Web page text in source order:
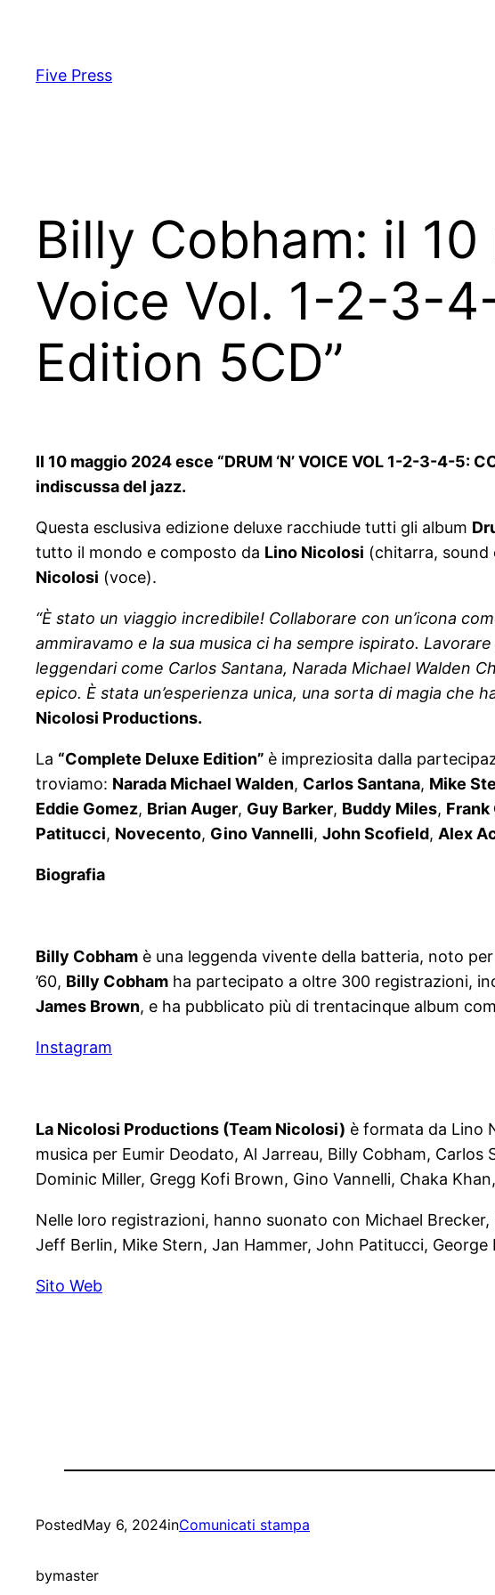
content
Five Press
Billy Cobham: il 10
Voice Vol. 1-2-3-
Edition 5CD”
Il 10 maggio 2024 esce “DRUM ‘N’ VOICE VOL 1-2-3-4-5:
indiscussa del jazz.
Questa esclusiva edizione deluxe racchiude tutti gli album
tutto il mondo e composto da Lino Nicolosi (chitarra, sound
Nicolosi (voce).
“È stato un viaggio incredibile! Collaborare con un’icona
ammiravamo e la sua musica ci ha sempre ispirato.
leggendari come Carlos Santana, Narada Michael Walden
epico. È stata un’esperienza unica, una sorta di magia che
Nicolosi Productions.
La “Complete Deluxe Edition” è impreziosita dalla
troviamo: Narada Michael Walden, Carlos Santana, Mike
Eddie Gomez, Brian Auger, Guy Barker, Buddy Miles, Frank
Patitucci, Novecento, Gino Vannelli, John Scofield, Alex
Biografia
Billy Cobham è una leggenda vivente della batteria, noto
’60, Billy Cobham ha partecipato a oltre 300 registrazioni,
James Brown, e ha pubblicato più di trentacinque album
Instagram
La Nicolosi Productions (Team Nicolosi) è formata da Lino
musica per Eumir Deodato, Al Jarreau, Billy Cobham,
Dominic Miller, Gregg Kofi Brown, Gino Vannelli, Chaka
Nelle loro registrazioni, hanno suonato con Michael
Jeff Berlin, Mike Stern, Jan Hammer, John Patitucci,
Sito Web
PostedMay 6, 2024inComunicati stampa
bymaster